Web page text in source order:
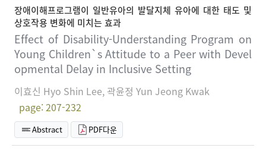
장애이해프로그램이 일반유아의 발달지체 유아에 대한 태도 및
상호작용 변화에 미치는 효과
Effect of Disability-Understanding Program on
Young Children`s Attitude to a Peer with Devel
opmental Delay in Inclusive Setting
이효신 Hyo Shin Lee, 곽윤정 Yun Jeong Kwak
page: 207-232
Abstract PDF다운